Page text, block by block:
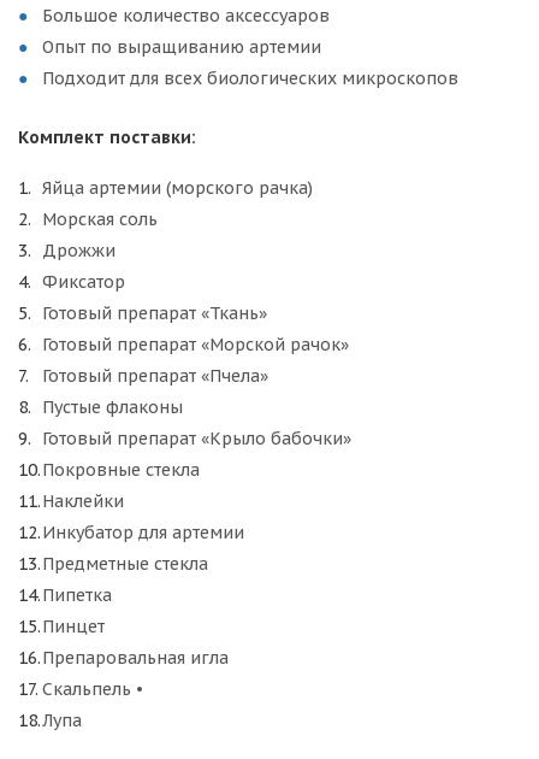
Большое количество аксессуаров
Опыт по выращиванию артемии
Подходит для всех биологических микроскопов
Комплект поставки:
Яйца артемии (морского рачка)
Морская соль
Дрожжи
Фиксатор
Готовый препарат «Ткань»
Готовый препарат «Морской рачок»
Готовый препарат «Пчела»
Пустые флаконы
Готовый препарат «Крыло бабочки»
Покровные стекла
Наклейки
Инкубатор для артемии
Предметные стекла
Пипетка
Пинцет
Препаровальная игла
Скальпель •
Лупа